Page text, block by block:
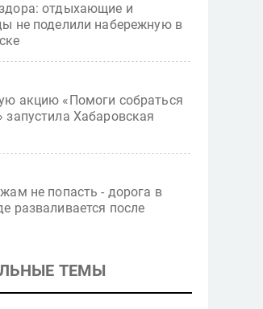
отдыхающие и
не поделили набережную в
акцию «Помоги собраться
запустила Хабаровская
не попасть - дорога в
разваливается после
ТЕМЫ